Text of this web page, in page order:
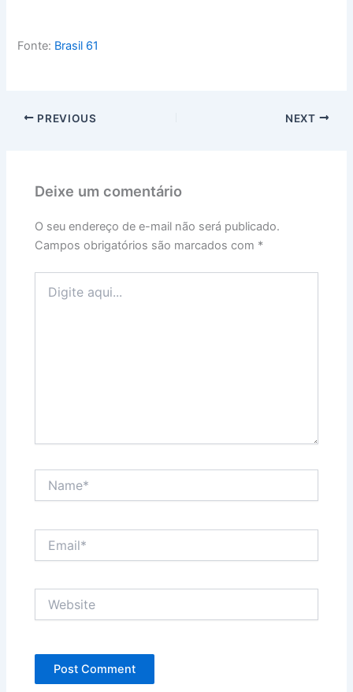
Fonte: Brasil 61
PREVIOUS NEXT
Deixe um comentário
O seu endereço de e-mail não será publicado.
Campos obrigatórios são marcados com *
aqui...